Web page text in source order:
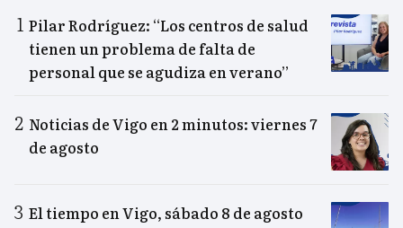
Pilar Rodríguez: “Los centros de salud
tienen un problema de falta de
personal que se agudiza en verano”
Noticias de Vigo en 2 minutos: viernes 7
de agosto
El tiempo en Vigo, sábado 8 de agosto